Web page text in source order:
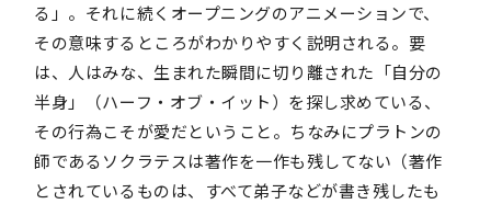
る」。それに続くオープニングのアニメーションで、
その意味するところがわかりやすく説明される。要
は、人はみな、生まれた瞬間に切り離された「自分の
半身」（ハーフ・オブ・イット）を探し求めている、
その行為こそが愛だということ。ちなみにプラトンの
師であるソクラテスは著作を一作も残してない（著作
とされているものは、すべて弟子などが書き残したも